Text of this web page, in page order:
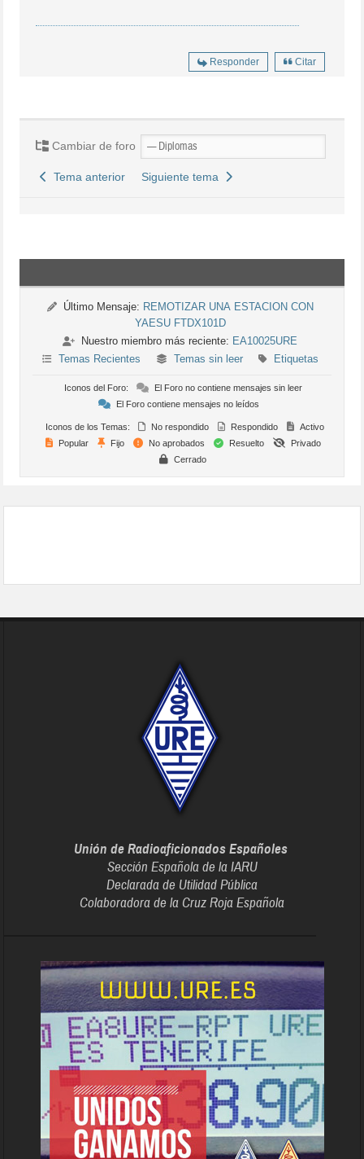
Responder Citar
Cambiar de foro
Tema anterior Siguiente tema
Último Mensaje: REMOTIZAR UNA ESTACION CON
YAESU FTDX101D
Nuestro miembro más reciente: EA10025URE
Temas Recientes
Temas sin leer Etiquetas
Iconos del Foro:
El Foro no contiene mensajes sin leer
El Foro contiene mensajes no leídos
Iconos de los Temas: No respondido Respondido
Activo
Popular
Fijo No aprobados Resuelto
Privado
Cerrado
Unión de Radioaficionados Españoles
Sección Española de la IARU
Declarada de Utilidad Pública
Colaboradora de la Cruz Roja Española